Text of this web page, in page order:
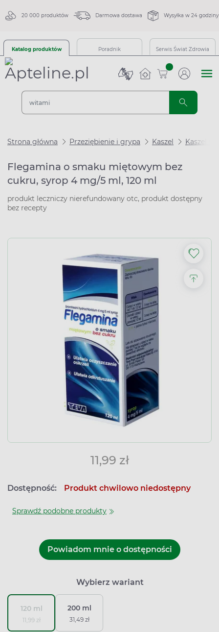
20 000 produktów Darmowa dostawa Wysyłka w 24 godziny
Katalog produktów Poradnik Serwis Świat Zdrowia
sztuk
Strona główna Przeziębienie i grypa Kaszel Kaszel
Flegamina o smaku miętowym bez
cukru, syrop 4 mg/5 ml, 120 ml
produkt leczniczy nierefundowany otc, produkt dostępny
bez recepty
11,99 zł
Dostępność: Produkt chwilowo niedostępny
Sprawdź podobne produkty
Powiadom mnie o dostępności
Wybierz wariant
120 ml
11,99 zł
200 ml
31,49 zł